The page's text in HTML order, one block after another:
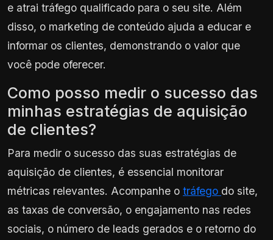
e atrai tráfego qualificado para o seu site. Além
disso, o marketing de conteúdo ajuda a educar e
informar os clientes, demonstrando o valor que
você pode oferecer.
Como posso medir o sucesso das
minhas estratégias de aquisição
de clientes?
Para medir o sucesso das suas estratégias de
aquisição de clientes, é essencial monitorar
métricas relevantes. Acompanhe o tráfego do site,
as taxas de conversão, o engajamento nas redes
sociais, o número de leads gerados e o retorno do